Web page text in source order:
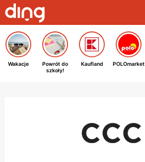
Wakacje
Powrót do
szkoły!
Kaufland POLOmarket